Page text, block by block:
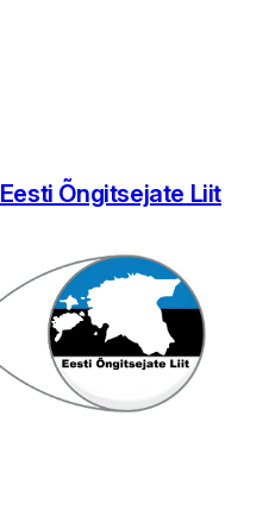
Eesti Õngitsejate Liit